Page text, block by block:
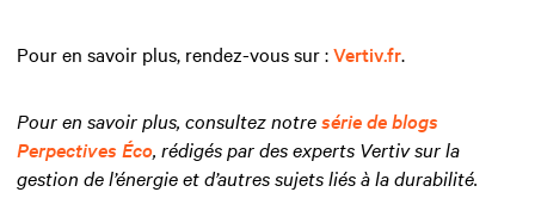
Pour en savoir plus, rendez-vous sur :Vertiv.fr.
Pour en savoir plus, consultez notresérie de blogs
Perpectives Éco, rédigés par des experts Vertiv sur la
gestion de l’énergie et d’autres sujets liés à la durabilité.